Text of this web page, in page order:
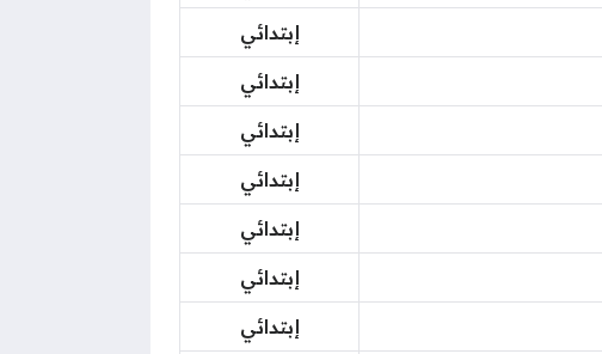
إبتدائي
إبتدائي
إبتدائي
إبتدائي
إبتدائي
إبتدائي
إبتدائي